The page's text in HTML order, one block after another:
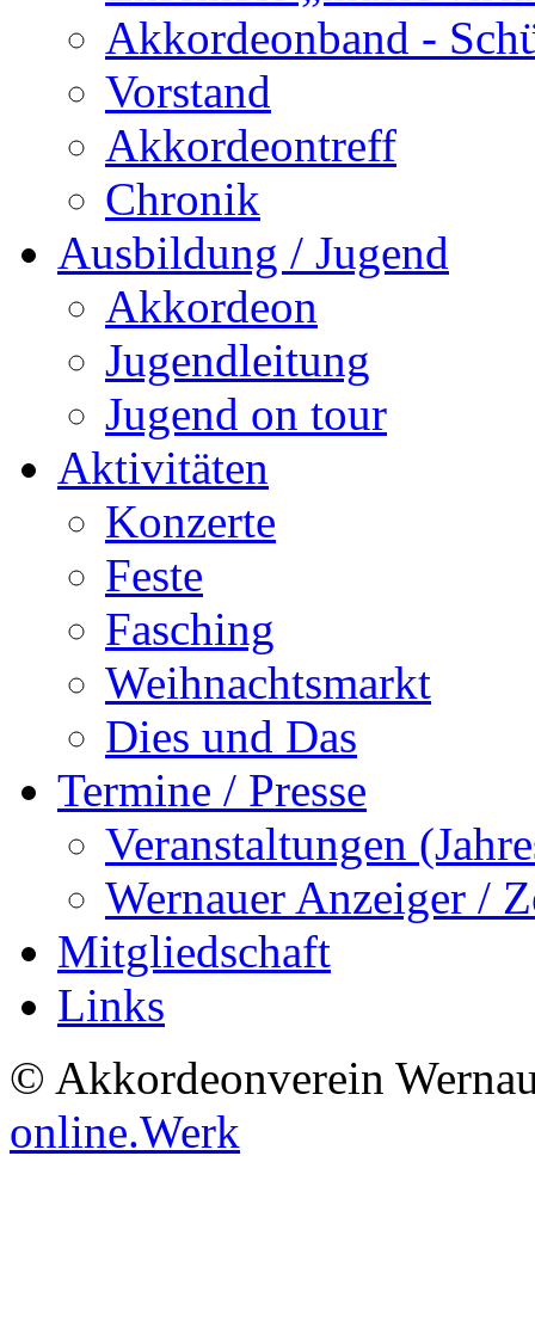
Akkordeonband -
Vorstand
Akkordeontreff
Chronik
Ausbildung / Jugend
Akkordeon
Jugendleitung
Jugend on tour
Aktivitäten
Konzerte
Feste
Fasching
Weihnachtsmarkt
Dies und Das
Termine / Presse
Veranstaltungen
Wernauer Anzeiger /
Mitgliedschaft
Links
© Akkordeonverein
online.Werk